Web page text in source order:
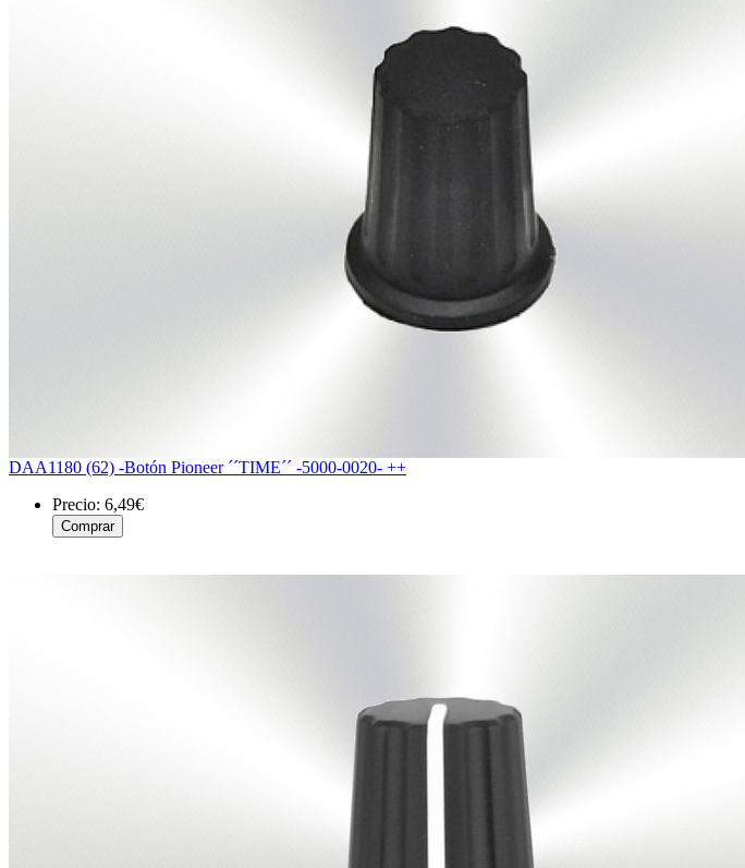
DAA1180 (62) -Botón Pioneer ´´TIME´´ -5000-0020- ++
Precio: 6,49€